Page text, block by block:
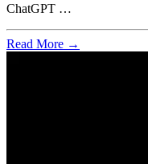
ChatGPT …
Read More →